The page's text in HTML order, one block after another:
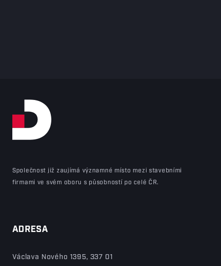
Společnost již zaujímá významné místo mezi stavebními
firmami ve svém oboru s působností po celé ČR.
ADRESA
Václava Nového 1395, 337 01